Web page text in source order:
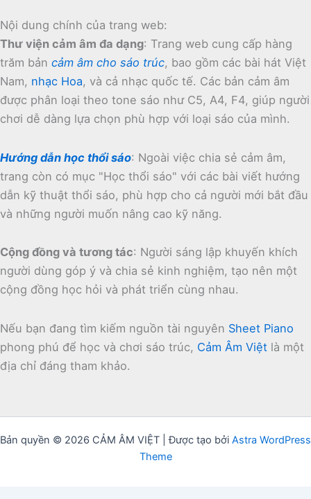
Nội dung chính của trang web:
Thư viện cảm âm đa dạng: Trang web cung cấp hàng
trăm bản cảm âm cho sáo trúc, bao gồm các bài hát Việt
Nam, nhạc Hoa, và cả nhạc quốc tế. Các bản cảm âm
được phân loại theo tone sáo như C5, A4, F4, giúp người
chơi dễ dàng lựa chọn phù hợp với loại sáo của mình.
Hướng dẫn học thổi sáo: Ngoài việc chia sẻ cảm âm,
trang còn có mục "Học thổi sáo" với các bài viết hướng
dẫn kỹ thuật thổi sáo, phù hợp cho cả người mới bắt đầu
và những người muốn nâng cao kỹ năng.
Cộng đồng và tương tác: Người sáng lập khuyến khích
người dùng góp ý và chia sẻ kinh nghiệm, tạo nên một
cộng đồng học hỏi và phát triển cùng nhau.
Nếu bạn đang tìm kiếm nguồn tài nguyên Sheet Piano
phong phú để học và chơi sáo trúc, Cảm Âm Việt là một
địa chỉ đáng tham khảo.
Bản quyền © 2026 CẢM ÂM VIỆT | Được tạo bởi Astra WordPress
Theme